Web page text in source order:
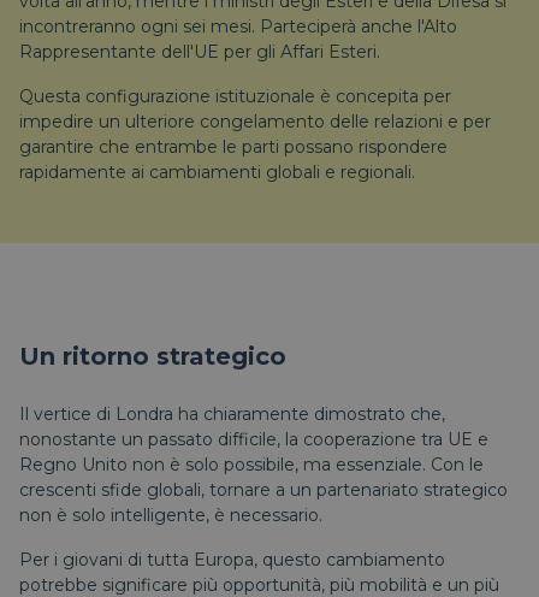
incontreranno ogni sei mesi. Parteciperà anche l'Alto
Rappresentante dell'UE per gli Affari Esteri.
Questa configurazione istituzionale è concepita per
impedire un ulteriore congelamento delle relazioni e per
garantire che entrambe le parti possano rispondere
rapidamente ai cambiamenti globali e regionali.
Un ritorno strategico
Il vertice di Londra ha chiaramente dimostrato che,
nonostante un passato difficile, la cooperazione tra UE e
Regno Unito non è solo possibile, ma essenziale. Con le
crescenti sfide globali, tornare a un partenariato strategico
non è solo intelligente, è necessario.
Per i giovani di tutta Europa, questo cambiamento
potrebbe significare più opportunità, più mobilità e un più